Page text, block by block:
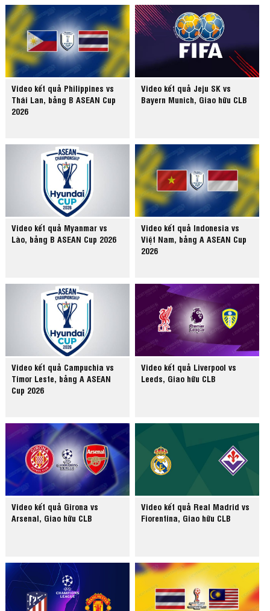
Video kết quả Philippines vs
Thái Lan, bảng B ASEAN Cup
2026
Video kết quả Jeju SK vs
Bayern Munich, Giao hữu CLB
Video kết quả Myanmar vs
Lào, bảng B ASEAN Cup 2026
Video kết quả Indonesia vs
Việt Nam, bảng A ASEAN Cup
2026
Video kết quả Campuchia vs
Timor Leste, bảng A ASEAN
Cup 2026
Video kết quả Liverpool vs
Leeds, Giao hữu CLB
Video kết quả Girona vs
Arsenal, Giao hữu CLB
Video kết quả Real Madrid vs
Fiorentina, Giao hữu CLB